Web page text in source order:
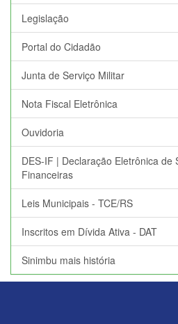
Legislação
Portal do Cidadão
Junta de Serviço Militar
Nota Fiscal Eletrônica
Ouvidoria
DES-IF | Declaração Eletrônica de
Financeiras
Leis Municipais - TCE/RS
Inscritos em Dívida Ativa - DAT
Sinimbu mais história